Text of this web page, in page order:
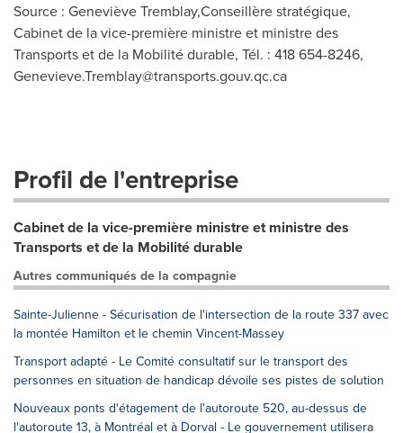
Source : Geneviève Tremblay,Conseillère stratégique,
Cabinet de la vice-première ministre et ministre des
Transports et de la Mobilité durable, Tél. : 418 654-8246,
Genevieve.Tremblay@transports.gouv.qc.ca
Profil de l'entreprise
Cabinet de la vice-première ministre et ministre des
Transports et de la Mobilité durable
Autres communiqués de la compagnie
Sainte-Julienne - Sécurisation de l'intersection de la route 337 avec
la montée Hamilton et le chemin Vincent-Massey
Transport adapté - Le Comité consultatif sur le transport des
personnes en situation de handicap dévoile ses pistes de solution
Nouveaux ponts d'étagement de l'autoroute 520, au-dessus de
l'autoroute 13, à Montréal et à Dorval - Le gouvernement utilisera